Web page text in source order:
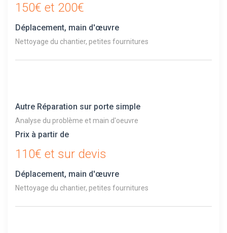
150€ et 200€
Déplacement, main d'œuvre
Nettoyage du chantier, petites fournitures
Autre Réparation sur porte simple
Analyse du problème et main d'oeuvre
Prix à partir de
110€ et sur devis
Déplacement, main d'œuvre
Nettoyage du chantier, petites fournitures